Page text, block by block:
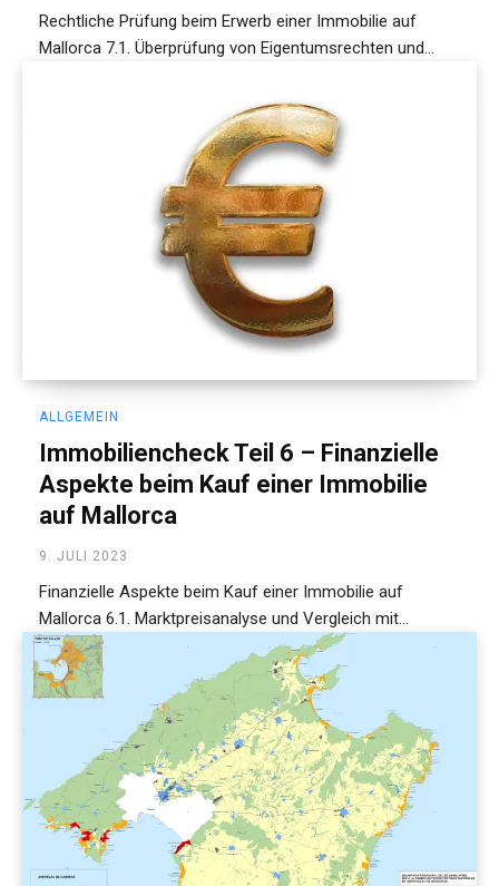
Rechtliche Prüfung beim Erwerb einer Immobilie auf
Mallorca 7.1. Überprüfung von Eigentumsrechten und...
ALLGEMEIN
Immobiliencheck Teil 6 – Finanzielle
Aspekte beim Kauf einer Immobilie
auf Mallorca
9. JULI 2023
Finanzielle Aspekte beim Kauf einer Immobilie auf
Mallorca 6.1. Marktpreisanalyse und Vergleich mit...